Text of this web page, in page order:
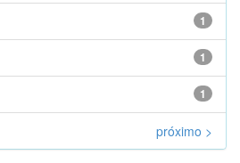
1
1
1
próximo >